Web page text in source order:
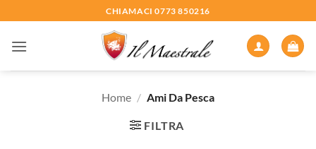
ai
contenuti
CHIAMACI 0773 850216
Home / Ami Da Pesca
FILTRA